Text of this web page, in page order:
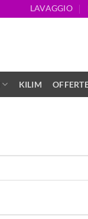
LAVAGGIO
KILIM